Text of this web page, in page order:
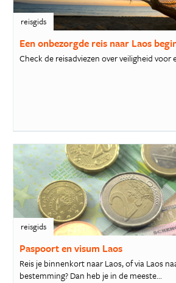
reisgids
Een onbezorgde reis naar Laos
Check de reisadviezen over veiligheid voor
reisgids
Paspoort en visum Laos
Reis je binnenkort naar Laos, of via Laos
bestemming? Dan heb je in de meeste...